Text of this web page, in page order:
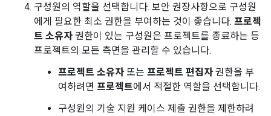
구성원의 역할을 선택합니다. 보안 권장사항으로 구성원
에게 필요한 최소 권한을 부여하는 것이 좋습니다. 프로젝
트 소유자 권한이 있는 구성원은 프로젝트를 종료하는 등
프로젝트의 모든 측면을 관리할 수 있습니다.
프로젝트 소유자 또는 프로젝트 편집자 권한을 부
여하려면 프로젝트에서 적절한 역할을 선택합니다.
구성원의 기술 지원 케이스 제출 권한을 제한하려